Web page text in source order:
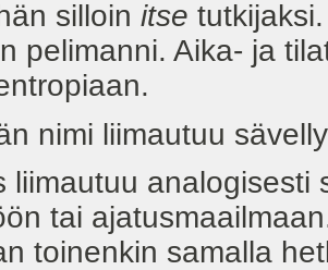
silloin itse
pelimanni. Aika- ja
nimi liimautuu
liimautuu
tai
toinenkin samalla